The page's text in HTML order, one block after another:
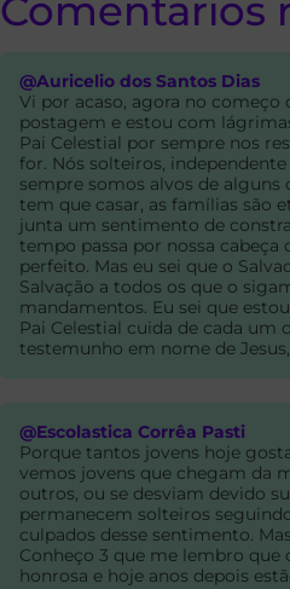
Comentarios
@Auricelio dos Santos Dias
Vi por acaso, agora no começo
postagem e estou com
Pai Celestial por sempre nos
for. Nós solteiros,
sempre somos alvos de alguns
tem que casar, as famílias são
junta um sentimento de
tempo passa por nossa cabeça
perfeito. Mas eu sei que o
Salvação a todos os que o
mandamentos. Eu sei que
Pai Celestial cuida de cada um
testemunho em nome de
@Escolastica Corrêa Pasti
Porque tantos jovens hoje
vemos jovens que chegam da
outros, ou se desviam devido
permanecem solteiros
culpados desse sentimento.
Conheço 3 que me lembro
honrosa e hoje anos depois